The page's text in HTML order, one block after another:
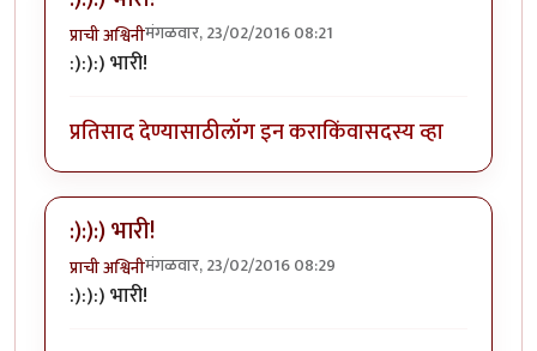
प्राची अश्विनीमंगळवार, 23/02/2016 08:21
:):):) भारी!
प्रतिसाद देण्यासाठीलॉग इन कराकिंवासदस्य व्हा
:):):) भारी!
प्राची अश्विनीमंगळवार, 23/02/2016 08:29
:):):) भारी!